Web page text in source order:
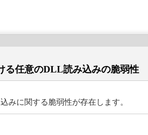
る任意のDLL読み込みの脆弱性
みに関する脆弱性が存在します。